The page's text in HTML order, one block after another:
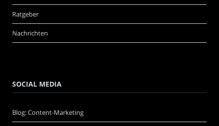
Ratgeber
Nachrichten
SOCIAL MEDIA
Blog: Content-Marketing